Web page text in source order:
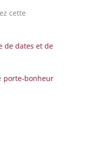
cette
de dates et de
porte-bonheur